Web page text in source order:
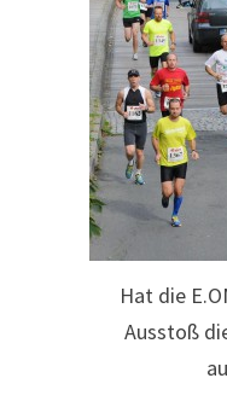
Hat die
Ausstoß